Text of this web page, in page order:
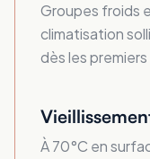
Groupes froids
climatisation
dès les premiers
À 70°C en